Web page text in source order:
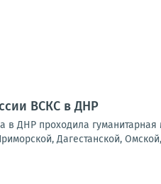
ВСКС в ДНР
в ДНР проходила
Дагестанской,